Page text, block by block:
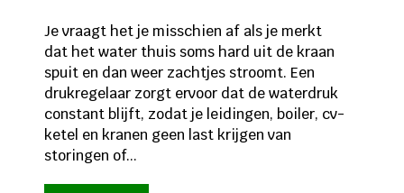
Je vraagt het je misschien af als je merkt
dat het water thuis soms hard uit de kraan
spuit en dan weer zachtjes stroomt. Een
drukregelaar zorgt ervoor dat de waterdruk
constant blijft, zodat je leidingen, boiler, cv-
ketel en kranen geen last krijgen van
storingen of...